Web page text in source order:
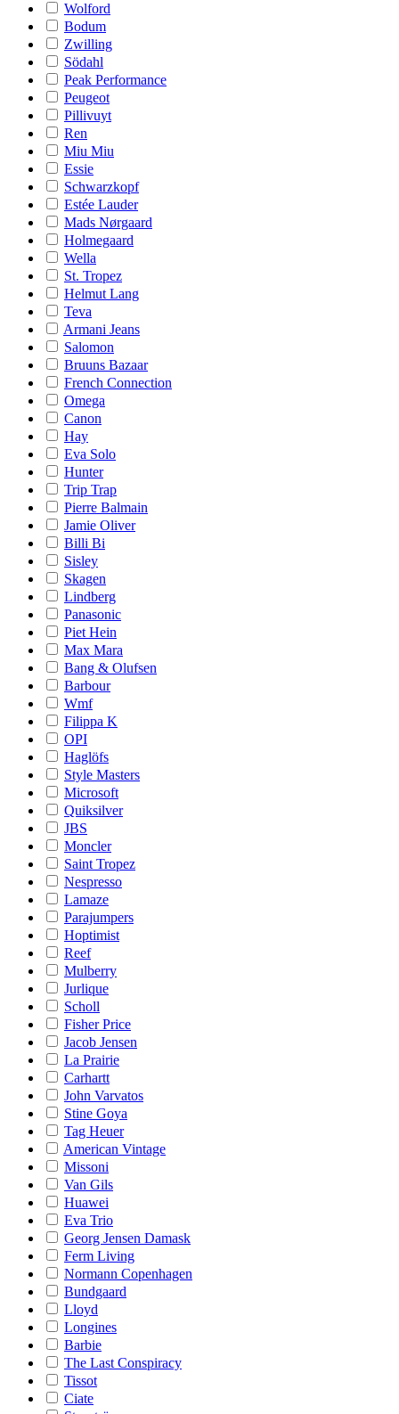
Wolford
Bodum
Zwilling
Södahl
Peak Performance
Peugeot
Pillivuyt
Ren
Miu Miu
Essie
Schwarzkopf
Estée Lauder
Mads Nørgaard
Holmegaard
Wella
St. Tropez
Helmut Lang
Teva
Armani Jeans
Salomon
Bruuns Bazaar
French Connection
Omega
Canon
Hay
Eva Solo
Hunter
Trip Trap
Pierre Balmain
Jamie Oliver
Billi Bi
Sisley
Skagen
Lindberg
Panasonic
Piet Hein
Max Mara
Bang & Olufsen
Barbour
Wmf
Filippa K
OPI
Haglöfs
Style Masters
Microsoft
Quiksilver
JBS
Moncler
Saint Tropez
Nespresso
Lamaze
Parajumpers
Hoptimist
Reef
Mulberry
Jurlique
Scholl
Fisher Price
Jacob Jensen
La Prairie
Carhartt
John Varvatos
Stine Goya
Tag Heuer
American Vintage
Missoni
Van Gils
Huawei
Eva Trio
Georg Jensen Damask
Ferm Living
Normann Copenhagen
Bundgaard
Lloyd
Longines
Barbie
The Last Conspiracy
Tissot
Ciate